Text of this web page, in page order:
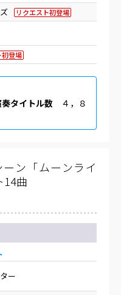
リクエスト初登場
初登場
タイトル数 ４，８
ン「ムーンライ
14曲
ー